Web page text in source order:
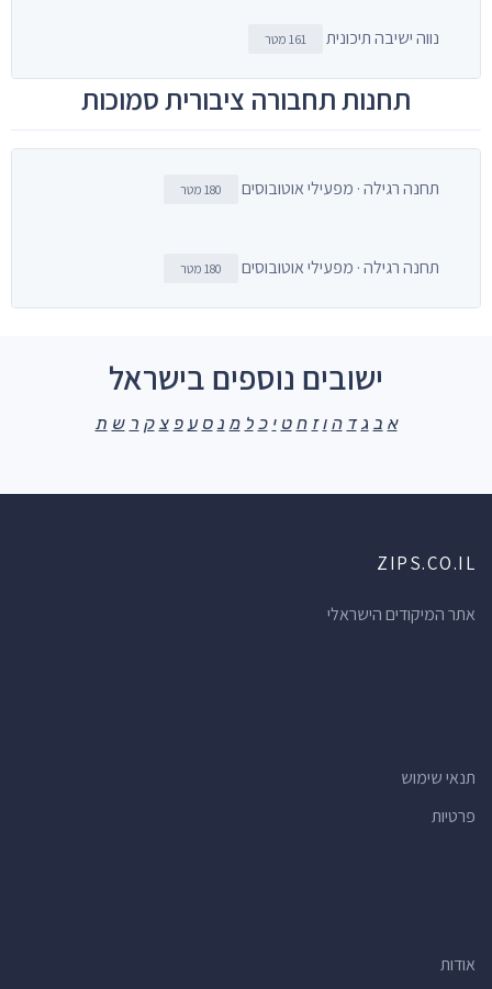
נווה ישיבה תיכונית 161 מטר
תחנות תחבורה ציבורית סמוכות
תחנה רגילה · מפעילי אוטובוסים 180 מטר
תחנה רגילה · מפעילי אוטובוסים 180 מטר
ישובים נוספים בישראל
א ב ג ד ה ו ז ח ט י כ ל מ נ ס ע פ צ ק ר ש ת
ZIPS.CO.IL
אתר המיקודים הישראלי
תנאי שימוש
פרטיות
אודות